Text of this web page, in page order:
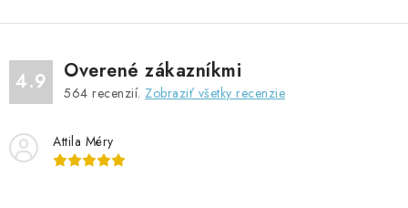
á
d
a
c
e
4.9 Overené zákazníkmi
564 recenzií. Zobraziť všetky recenzie
Attila Méry